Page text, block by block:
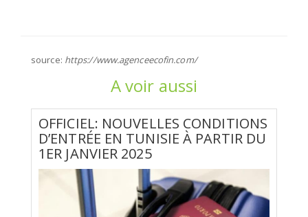
source: https://www.agenceecofin.com/
A voir aussi
OFFICIEL: NOUVELLES CONDITIONS
D’ENTRÉE EN TUNISIE À PARTIR DU
1ER JANVIER 2025